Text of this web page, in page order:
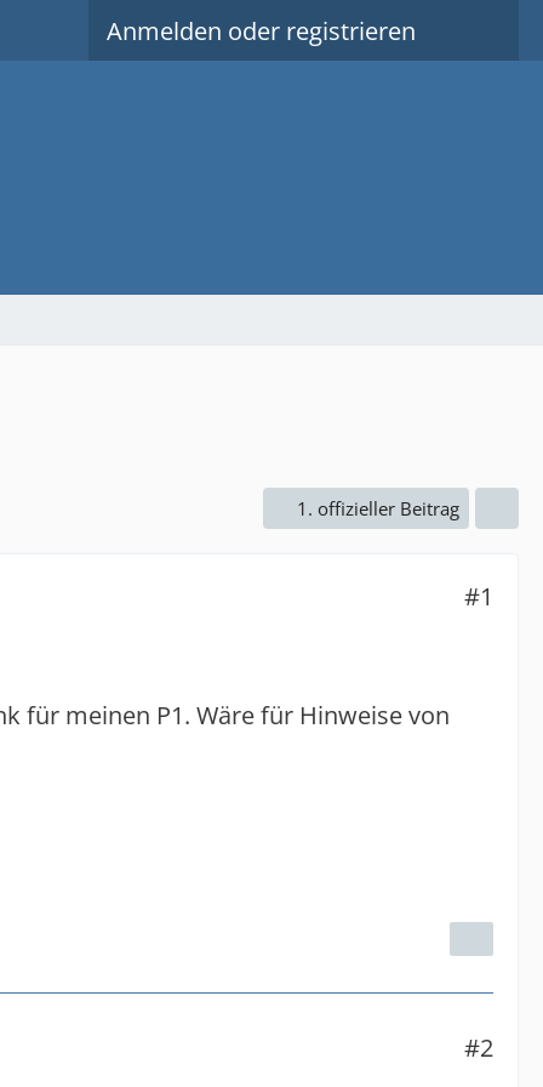
Anmelden oder registrieren
1. offizieller Beitrag
#1
für meinen P1. Wäre für Hinweise von
#2